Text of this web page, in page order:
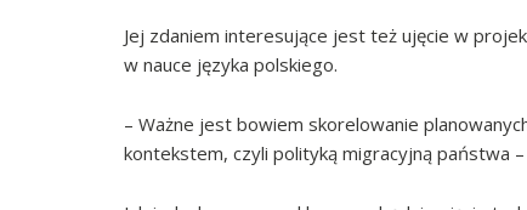
Jej zdaniem interesujące jest też ujęcie w
w nauce języka polskiego.
– Ważne jest bowiem skorelowanie
kontekstem, czyli polityką migracyjną państwa